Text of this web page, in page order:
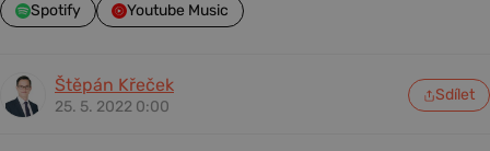
Spotify Youtube Music
Štěpán Křeček
25. 5. 2022 0:00
Sdílet